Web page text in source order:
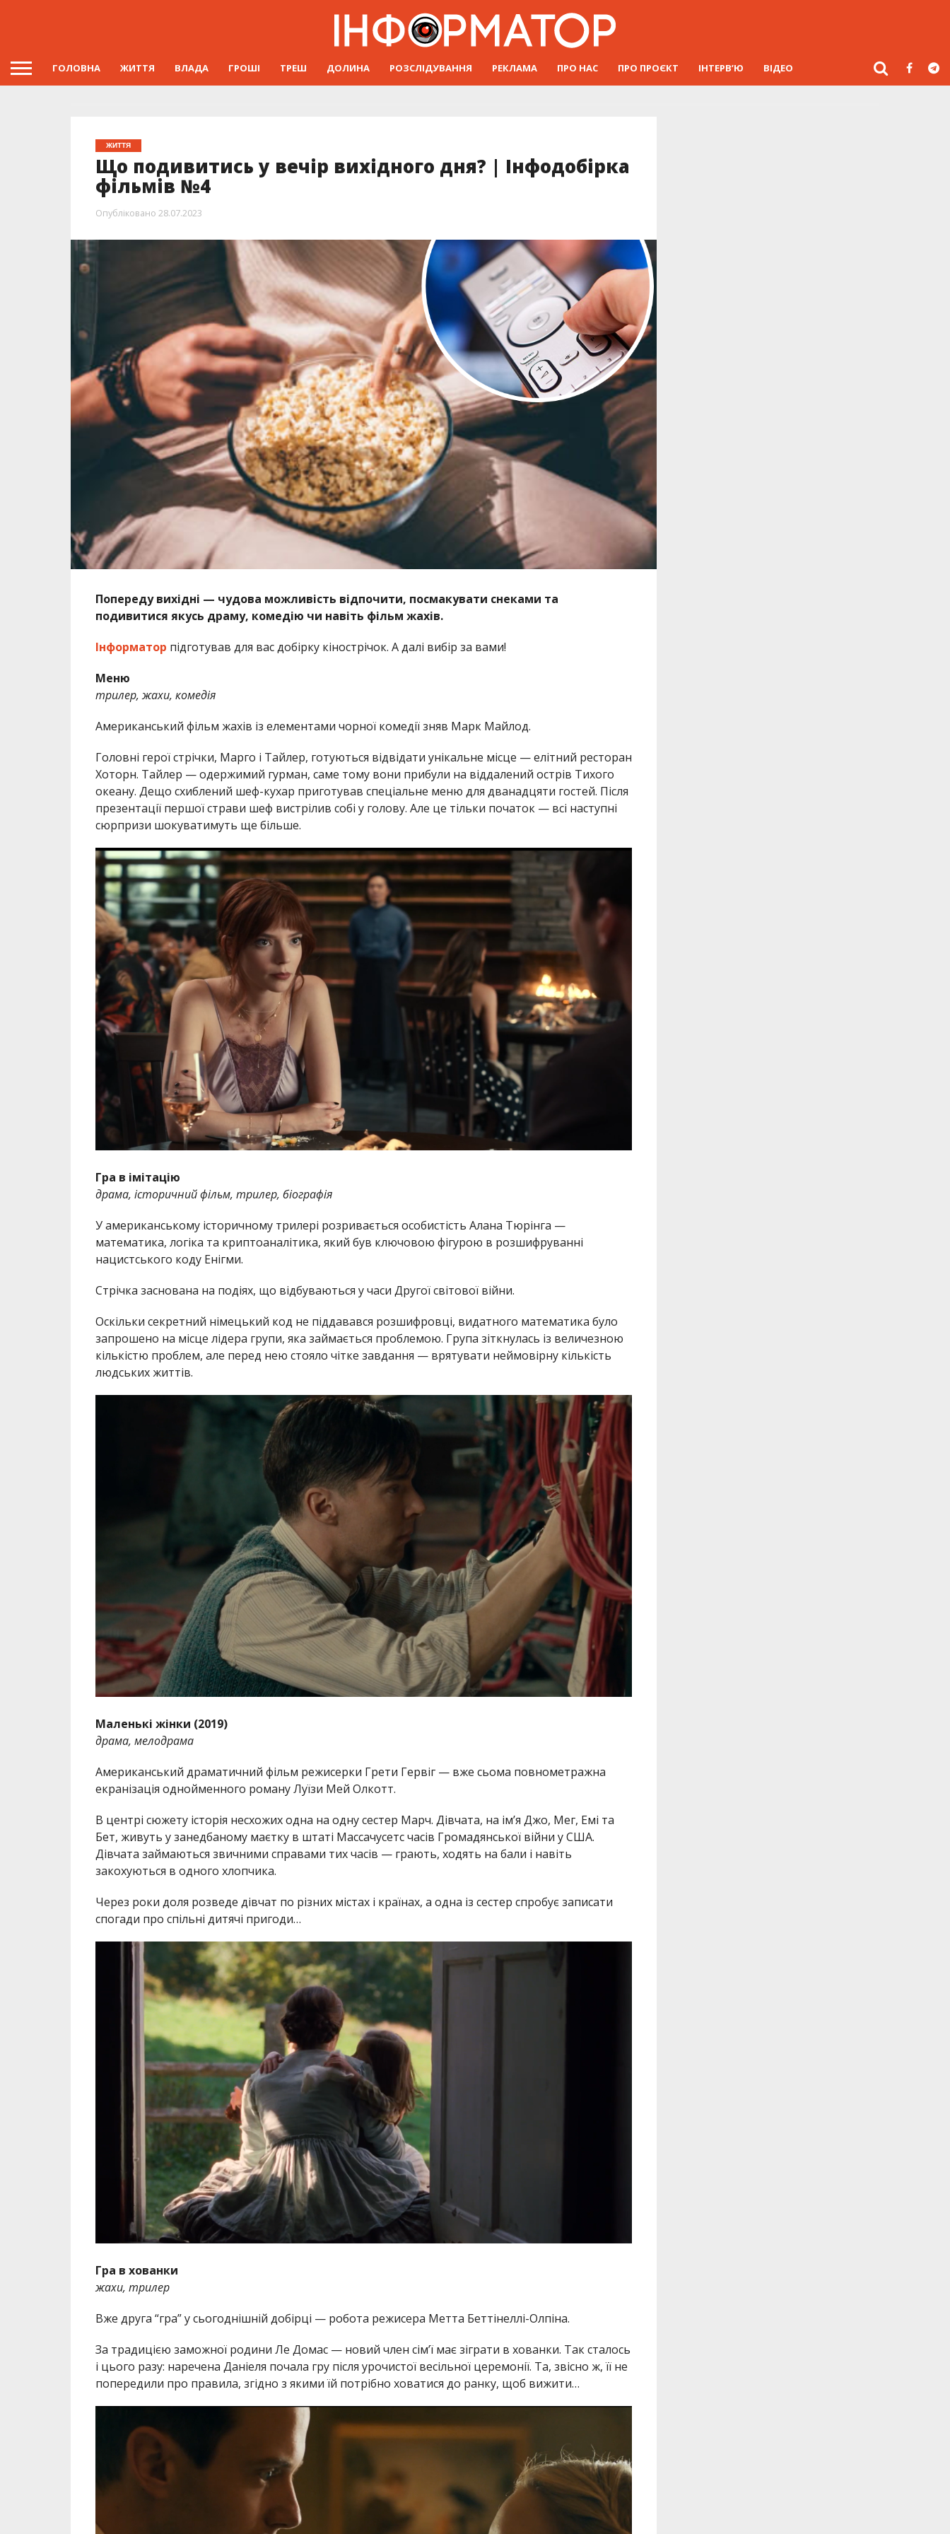
ГОЛОВНА ЖИТТЯ ВЛАДА ГРОШІ ТРЕШ ДОЛИНА РОЗСЛІДУВАННЯ РЕКЛАМА ПРО НАС ПРО ПРОЄКТ ІНТЕРВ’Ю ВІДЕО
ЖИТТЯ
Що подивитись у вечір вихідного дня? | Інфодобірка
фільмів №4
Опубліковано 28.07.2023
Попереду вихідні — чудова можливість відпочити, посмакувати снеками та
подивитися якусь драму, комедію чи навіть фільм жахів.
Інформатор підготував для вас добірку кінострічок. А далі вибір за вами!
Меню
трилер, жахи, комедія
Американський фільм жахів із елементами чорної комедії зняв Марк Майлод.
Головні герої стрічки, Марго і Тайлер, готуються відвідати унікальне місце — елітний ресторан
Хоторн. Тайлер — одержимий гурман, саме тому вони прибули на віддалений острів Тихого
океану. Дещо схиблений шеф-кухар приготував спеціальне меню для дванадцяти гостей. Після
презентації першої страви шеф вистрілив собі у голову. Але це тільки початок — всі наступні
сюрпризи шокуватимуть ще більше.
Гра в імітацію
драма, історичний фільм, трилер, біографія
У американському історичному трилері розривається особистість Алана Тюрінга —
математика, логіка та криптоаналітика, який був ключовою фігурою в розшифруванні
нацистського коду Енігми.
Стрічка заснована на подіях, що відбуваються у часи Другої світової війни.
Оскільки секретний німецький код не піддавався розшифровці, видатного математика було
запрошено на місце лідера групи, яка займається проблемою. Група зіткнулась із величезною
кількістю проблем, але перед нею стояло чітке завдання — врятувати неймовірну кількість
людських життів.
Маленькі жінки (2019)
драма, мелодрама
Американський драматичний фільм режисерки Грети Гервіг — вже сьома повнометражна
екранізація однойменного роману Луїзи Мей Олкотт.
В центрі сюжету історія несхожих одна на одну сестер Марч. Дівчата, на ім’я Джо, Мег, Емі та
Бет, живуть у занедбаному маєтку в штаті Массачусетс часів Громадянської війни у США.
Дівчата займаються звичними справами тих часів — грають, ходять на бали і навіть
закохуються в одного хлопчика.
Через роки доля розведе дівчат по різних містах і країнах, а одна із сестер спробує записати
спогади про спільні дитячі пригоди…
Гра в хованки
жахи, трилер
Вже друга “гра” у сьогоднішній добірці — робота режисера Метта Беттінеллі-Олпіна.
За традицією заможної родини Ле Домас — новий член сім’ї має зіграти в хованки. Так сталось
і цього разу: наречена Даніеля почала гру після урочистої весільної церемонії. Та, звісно ж, її не
попередили про правила, згідно з якими їй потрібно ховатися до ранку, щоб вижити…